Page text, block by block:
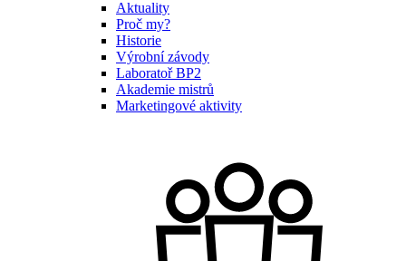
Aktuality
Proč my?
Historie
Výrobní závody
Laboratoř BP2
Akademie mistrů
Marketingové aktivity